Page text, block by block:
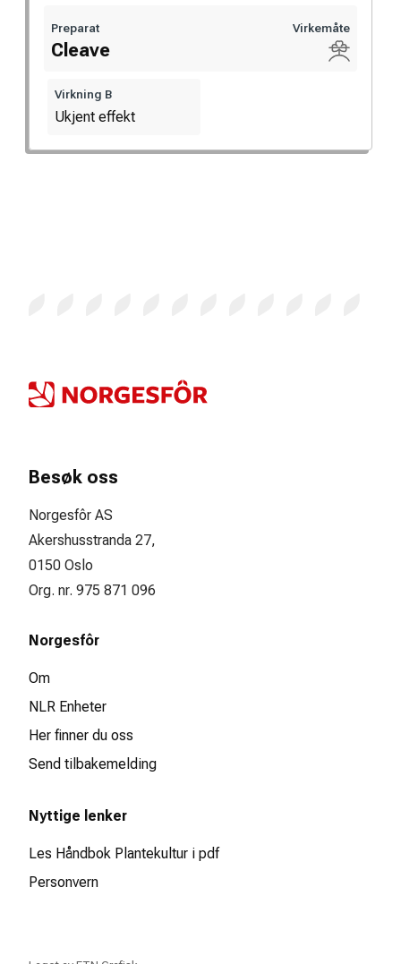
Preparat
Cleave
Virkemåte
Virkning B
Ukjent effekt
Besøk oss
Norgesfôr AS
Akershusstranda 27,
0150 Oslo
Org. nr. 975 871 096
Norgesfôr
Om
NLR Enheter
Her finner du oss
Send tilbakemelding
Nyttige lenker
Les Håndbok Plantekultur i pdf
Personvern